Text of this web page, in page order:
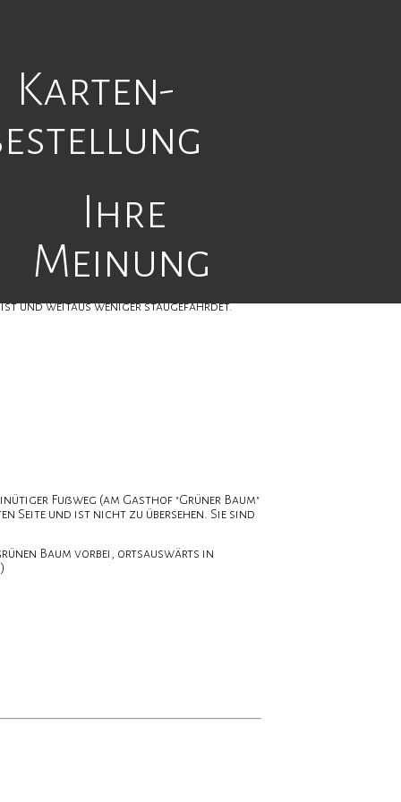
Karten-
Ihre
Meinung
B462 Richtung Freudenstadt/ Gaggenau/
Kaltenbronn-Infozentrum und sofort
der Strasse auf der linken Seite.
und weitaus weniger staugefährdet.
Fußweg (am Gasthof "Grüner Baum"
und ist nicht zu übersehen. Sie sind
Baum vorbei, ortsauswärts in